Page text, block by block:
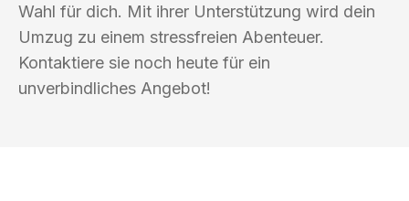
Wahl für dich. Mit ihrer Unterstützung wird dein
Umzug zu einem stressfreien Abenteuer.
Kontaktiere sie noch heute für ein
unverbindliches Angebot!